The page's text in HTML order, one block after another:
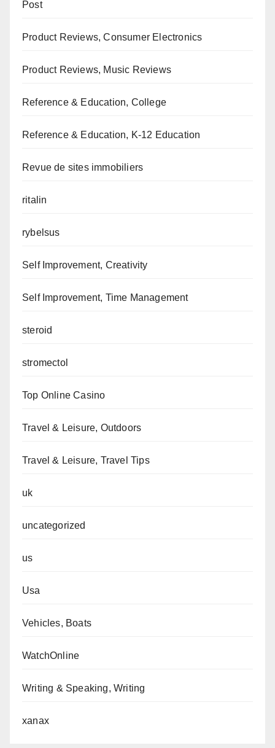
Post
Product Reviews, Consumer Electronics
Product Reviews, Music Reviews
Reference & Education, College
Reference & Education, K-12 Education
Revue de sites immobiliers
ritalin
rybelsus
Self Improvement, Creativity
Self Improvement, Time Management
steroid
stromectol
Top Online Casino
Travel & Leisure, Outdoors
Travel & Leisure, Travel Tips
uk
uncategorized
us
Usa
Vehicles, Boats
WatchOnline
Writing & Speaking, Writing
xanax